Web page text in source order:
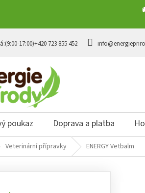
+420 723 855 452
poukaz Doprava a platba
Veterinární přípravky ENERGY Vetbalm